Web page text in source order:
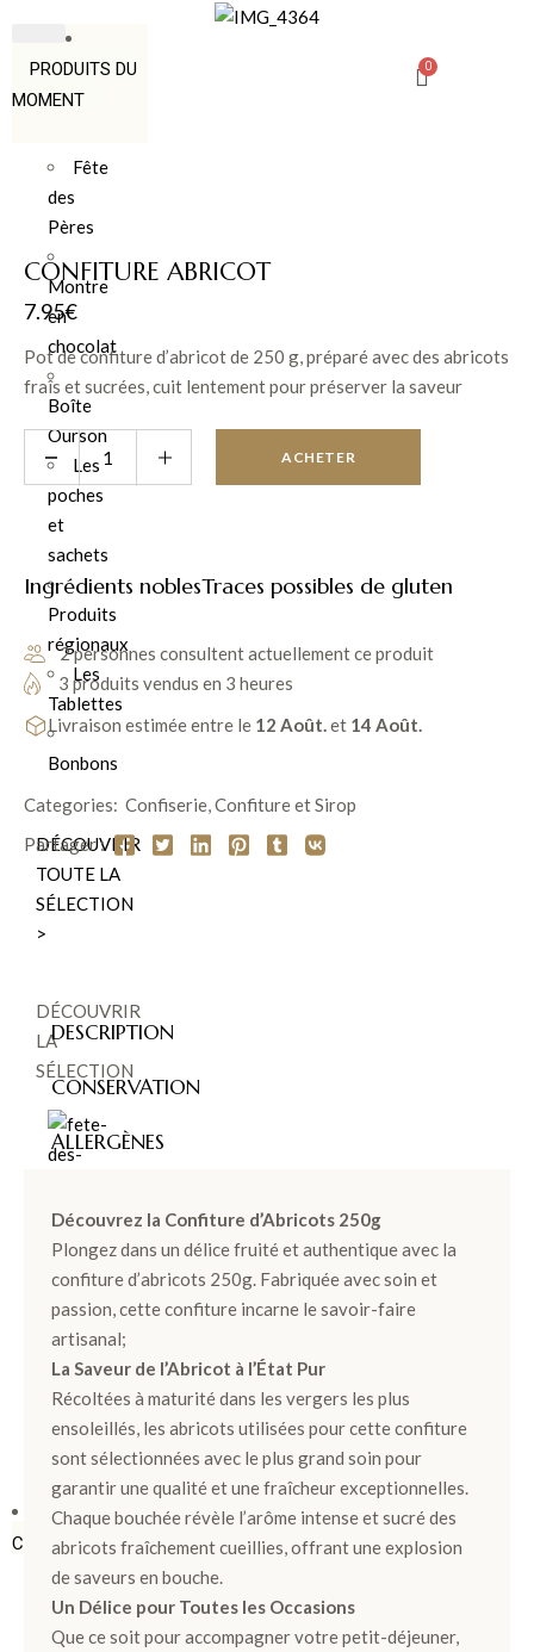
PRODUITS DU
MOMENT
Fête
des
Pères
Montre
en
chocolat
Boîte
Ourson
Les
poches
et
sachets
Produits
régionaux
Les
Tablettes
Bonbons
DÉCOUVRIR
TOUTE LA
SÉLECTION
>
DÉCOUVRIR
LA
SÉLECTION
FÊT
E
DES
PÈR
ES >
BOÎTES &
COFFRETS
Ballotins
CONFITURE ABRICOT
7.95€
Pot de confiture d’abricot de 250 g, préparé avec des abricots
fraîs et sucrées, cuit lentement pour préserver la saveur
naturelle des fruits. Parfait pour tartiner sur du pain, des
crêpes ou pour accompagner des desserts. Un délice sucré et
fruité à savourer à tout moment de la journée
ACHETER
Ingrédients noblesTraces possibles de gluten
2 personnes consultent actuellement ce produit
3 produits vendus en 3 heures
Livraison estimée entre le 12 Août.et 14 Août.
Categories: Confiserie,Confiture et Sirop
Partager :
DESCRIPTION
CONSERVATION
ALLERGÈNES
Découvrez la Confiture d’Abricots 250g
Plongez dans un délice fruité et authentique avec la
confiture d’abricots 250g. Fabriquée avec soin et
passion, cette confiture incarne le savoir-faire
artisanal;
La Saveur de l’Abricot à l’État Pur
Récoltées à maturité dans les vergers les plus
ensoleillés, les abricots utilisées pour cette confiture
sont sélectionnées avec le plus grand soin pour
garantir une qualité et une fraîcheur exceptionnelles.
Chaque bouchée révèle l’arôme intense et sucré des
abricots fraîchement cueillies, offrant une explosion
de saveurs en bouche.
Un Délice pour Toutes les Occasions
Que ce soit pour accompagner votre petit-déjeuner,